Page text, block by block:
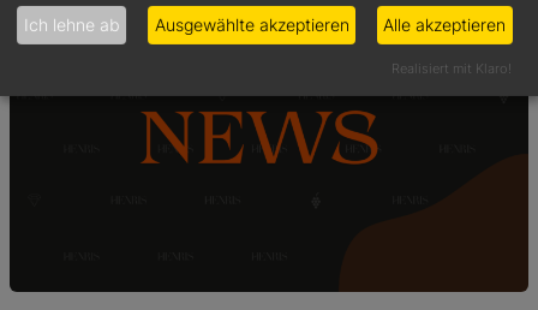
Ich lehne ab Ausgewählte akzeptieren Alle akzeptieren
Realisiert mit Klaro!